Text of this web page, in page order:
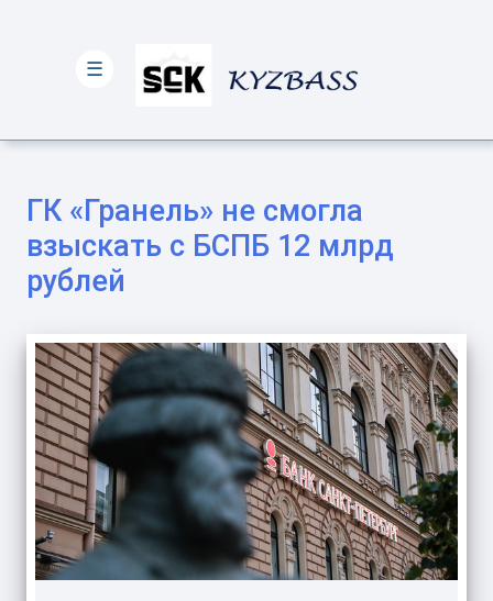
ГК «Гранель» не смогла
взыскать с БСПБ 12 млрд
рублей
☰